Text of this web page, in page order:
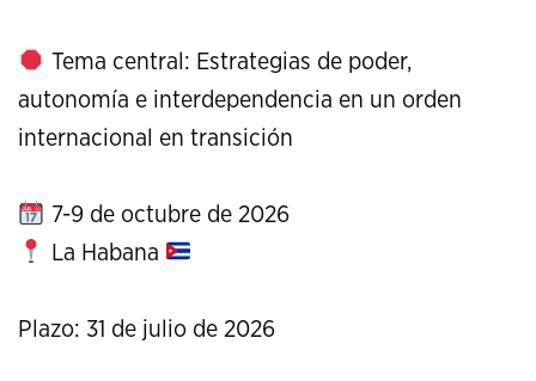
Tema central: Estrategias de poder,
autonomía e interdependencia en un orden
internacional en transición
7-9 de octubre de 2026
La Habana
Plazo: 31 de julio de 2026